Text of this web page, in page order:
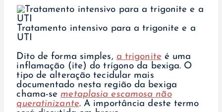
Tratamento intensivo para a trigonite e a
UTI
Dito de forma simples, a trigonite é uma
inflamação (ite) do trígono da bexiga. O
tipo de alteração tecidular mais
documentado nesta região da bexiga
chama-se metaplasia escamosa não
queratinizante. A importância deste termo